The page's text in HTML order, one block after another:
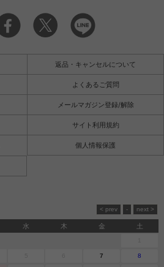
返品・キャンセルについて
よくあるご質問
メールマガジン登録/解除
サイト利用規約
個人情報保護
水 木 金 土
7 8